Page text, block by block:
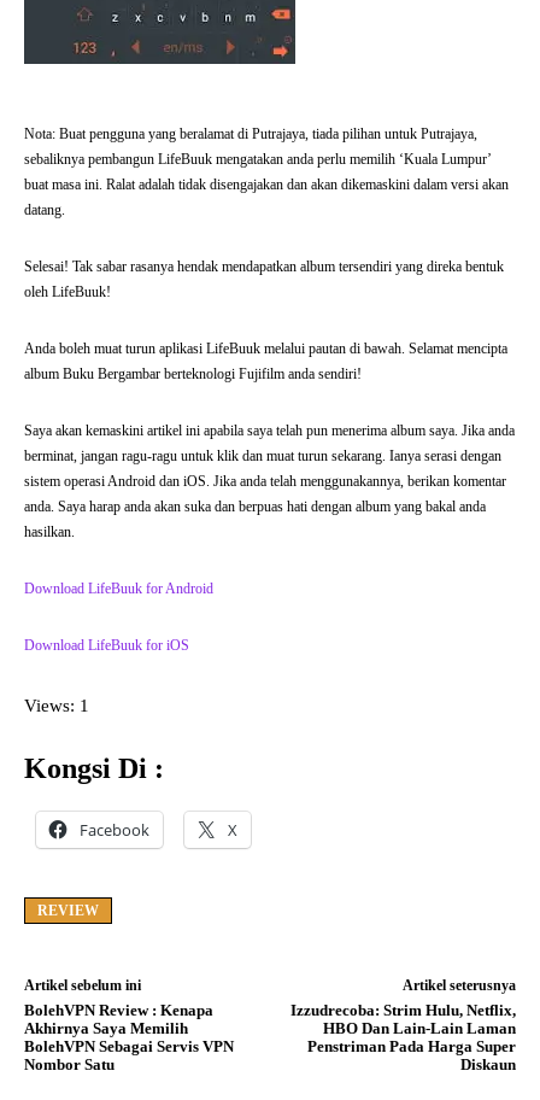
Nota: Buat pengguna yang beralamat di Putrajaya, tiada pilihan untuk Putrajaya,
sebaliknya pembangun LifeBuuk mengatakan anda perlu memilih ‘Kuala Lumpur’
buat masa ini. Ralat adalah tidak disengajakan dan akan dikemaskini dalam versi akan
datang.
Selesai! Tak sabar rasanya hendak mendapatkan album tersendiri yang direka bentuk
oleh LifeBuuk!
Anda boleh muat turun aplikasi LifeBuuk melalui pautan di bawah. Selamat mencipta
album Buku Bergambar berteknologi Fujifilm anda sendiri!
Saya akan kemaskini artikel ini apabila saya telah pun menerima album saya. Jika anda
berminat, jangan ragu-ragu untuk klik dan muat turun sekarang. Ianya serasi dengan
sistem operasi Android dan iOS. Jika anda telah menggunakannya, berikan komentar
anda. Saya harap anda akan suka dan berpuas hati dengan album yang bakal anda
hasilkan.
Download LifeBuuk for Android
Download LifeBuuk for iOS
Views: 1
Kongsi Di :
Facebook X
REVIEW
Artikel sebelum ini
BolehVPN Review : Kenapa
Akhirnya Saya Memilih
BolehVPN Sebagai Servis VPN
Nombor Satu
Artikel seterusnya
Izzudrecoba: Strim Hulu, Netflix,
HBO Dan Lain-Lain Laman
Penstriman Pada Harga Super
Diskaun